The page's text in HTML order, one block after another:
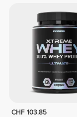
CHF 103.85